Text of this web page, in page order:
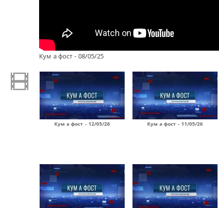
Кум а фост - 08/05/25
Кум а фост - 12/05/26 Кум а фост - 11/05/26